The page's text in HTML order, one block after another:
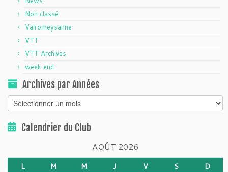
Non classé
Valromeysanne
VTT
VTT Archives
week end
Archives par Années
Archives
par
AnnéesCalendrier du Club
AOÛT 2026
L M M J V S
D